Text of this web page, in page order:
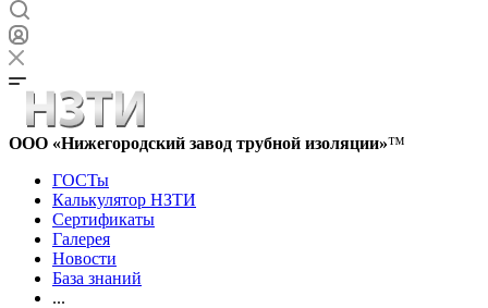
ООО «Нижегородский завод трубной изоляции»™
ГОСТы
Калькулятор НЗТИ
Сертификаты
Галерея
Новости
База знаний
...